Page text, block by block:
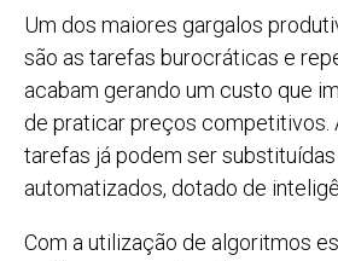
Um dos maiores gargalos
são as tarefas burocráticas e
acabam gerando um custo que
de praticar preços competitivos.
tarefas já podem ser
automatizados, dotado de
Com a utilização de algoritmos